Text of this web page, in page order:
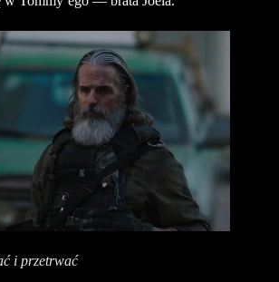
i przetrwać